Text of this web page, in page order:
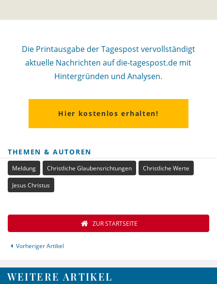
Die Printausgabe der Tagespost vervollständigt
aktuelle Nachrichten auf die-tagespost.de mit
Hintergründen und Analysen.
Hier kostenlos erhalten!
THEMEN & AUTOREN
Meldung Christliche Glaubensrichtungen Christliche Werte
Jesus Christus
Vorheriger Artikel
ZUR STARTSEITE
WEITERE ARTIKEL